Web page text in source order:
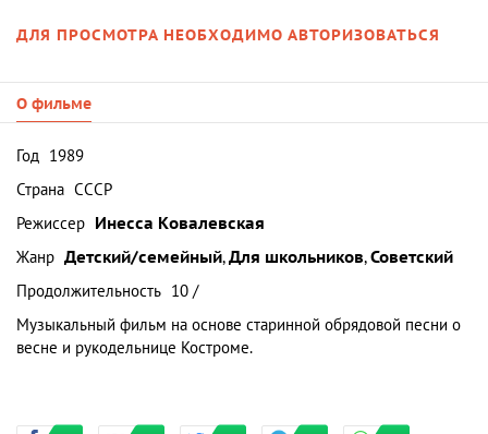
ДЛЯ ПРОСМОТРА НЕОБХОДИМО АВТОРИЗОВАТЬСЯ
О фильме
Год 1989
Страна СССР
Режиссер Инесса Ковалевская
Жанр Детский/семейный,Для школьников,Советский
Продолжительность 10 /
Музыкальный фильм на основе старинной обрядовой песни о
весне и рукодельнице Костроме.